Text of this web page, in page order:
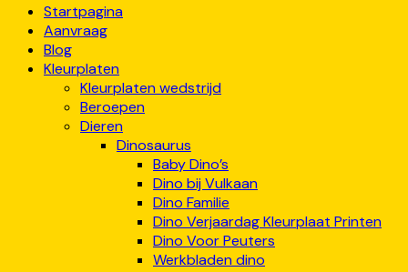
Startpagina
Aanvraag
Blog
Kleurplaten
Kleurplaten wedstrijd
Beroepen
Dieren
Dinosaurus
Baby Dino’s
Dino bij Vulkaan
Dino Familie
Dino Verjaardag Kleurplaat Printen
Dino Voor Peuters
Werkbladen dino